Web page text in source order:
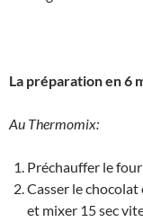
La préparation en 6
Au Thermomix:
Préchauffer le
Casser le chocolat
et mixer 15 sec